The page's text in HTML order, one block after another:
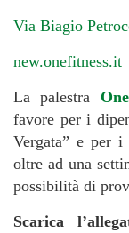
Via Biagio
new.onefitness.it
La palestra
favore per i
Vergata” e per
oltre ad una
possibilità di
Scarica